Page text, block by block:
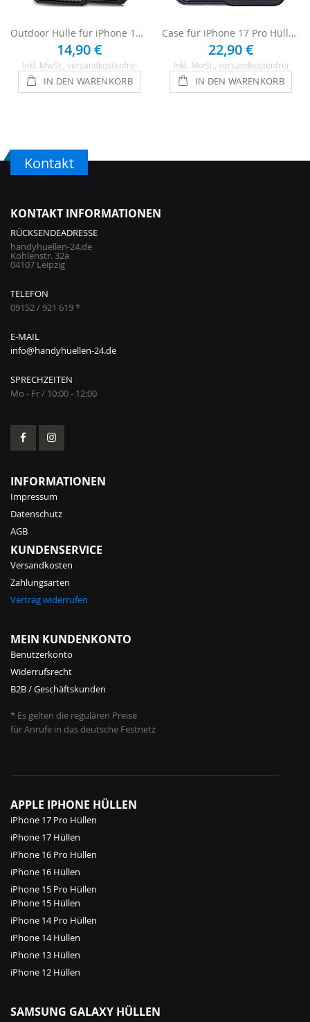
Outdoor Hülle für iPhone 17 Pro Armor Case - Schwarz
14,90 €
Inkl. MwSt. , versandkostenfrei
IN DEN WARENKORB
Case für iPhone 17 Pro Hülle mit Kameraschutz - Schwarz
22,90 €
Inkl. MwSt. , versandkostenfrei
IN DEN WARENKORB
Kontakt
KONTAKT INFORMATIONEN
RÜCKSENDEADRESSE
handyhuellen-24.de
Kohlenstr. 32a
04107 Leipzig
TELEFON
09152 / 921 619 *
E-MAIL
info@handyhuellen-24.de
SPRECHZEITEN
Mo - Fr / 10:00 - 12:00
INFORMATIONEN
Impressum
Datenschutz
AGB
KUNDENSERVICE
Versandkosten
Zahlungsarten
Vertrag widerrufen
MEIN KUNDENKONTO
Benutzerkonto
Widerrufsrecht
B2B / Geschäftskunden
* Es gelten die regulären Preise
für Anrufe in das deutsche Festnetz
APPLE IPHONE HÜLLEN
iPhone 17 Pro Hüllen
iPhone 17 Hüllen
iPhone 16 Pro Hüllen
iPhone 16 Hüllen
iPhone 15 Pro Hüllen
iPhone 15 Hüllen
iPhone 14 Pro Hüllen
iPhone 14 Hüllen
iPhone 13 Hüllen
iPhone 12 Hüllen
SAMSUNG GALAXY HÜLLEN